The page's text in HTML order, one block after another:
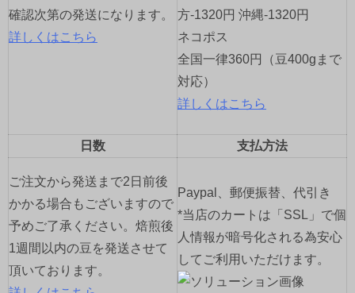
確認次第の発送になります。
詳しくはこちら
方-1320円 沖縄-1320円
ネコポス
全国一律360円（豆400gまで
対応）
詳しくはこちら
日数 支払方法
ご注文から発送まで2日前後
かかる場合もございますので
予めご了承ください。焙煎後
1週間以内の豆を発送させて
頂いております。
Paypal、郵便振替、代引き
*当店のカートは「SSL」で個
人情報が暗号化される為安心
してご利用いただけます。